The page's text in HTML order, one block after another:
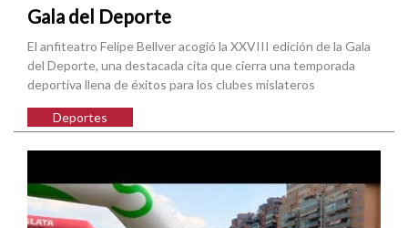
Gala del Deporte
El anfiteatro Felipe Bellver acogió la XXVIII edición de la Gala
del Deporte, una destacada cita que cierra una temporada
deportiva llena de éxitos para los clubes mislateros
Deportes